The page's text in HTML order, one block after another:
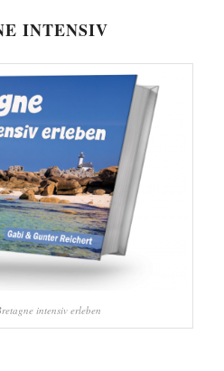
INTENSIV
intensiv erleben